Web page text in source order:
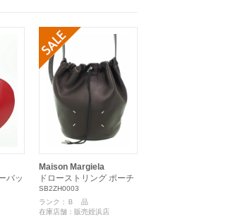
バッ
Maison Margiela
ドローストリング ポーチ
SB2ZH0003
ランク：Ｂ 品
在庫店舗：販売姪浜店